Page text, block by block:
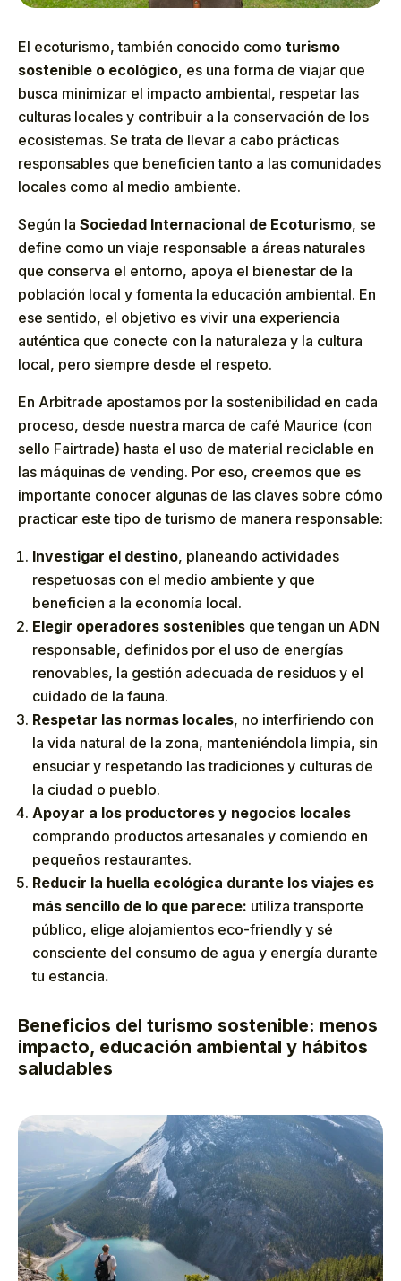
El ecoturismo, también conocido como turismo
sostenible o ecológico, es una forma de viajar que
busca minimizar el impacto ambiental, respetar las
culturas locales y contribuir a la conservación de los
ecosistemas. Se trata de llevar a cabo prácticas
responsables que beneficien tanto a las comunidades
locales como al medio ambiente.
Según la Sociedad Internacional de Ecoturismo, se
define como un viaje responsable a áreas naturales
que conserva el entorno, apoya el bienestar de la
población local y fomenta la educación ambiental. En
ese sentido, el objetivo es vivir una experiencia
auténtica que conecte con la naturaleza y la cultura
local, pero siempre desde el respeto.
En Arbitrade apostamos por la sostenibilidad en cada
proceso, desde nuestra marca de café Maurice (con
sello Fairtrade) hasta el uso de material reciclable en
las máquinas de vending. Por eso, creemos que es
importante conocer algunas de las claves sobre cómo
practicar este tipo de turismo de manera responsable:
Investigar el destino, planeando actividades
respetuosas con el medio ambiente y que
beneficien a la economía local.
Elegir operadores sostenibles que tengan un ADN
responsable, definidos por el uso de energías
renovables, la gestión adecuada de residuos y el
cuidado de la fauna.
Respetar las normas locales, no interfiriendo con
la vida natural de la zona, manteniéndola limpia, sin
ensuciar y respetando las tradiciones y culturas de
la ciudad o pueblo.
Apoyar a los productores y negocios locales
comprando productos artesanales y comiendo en
pequeños restaurantes.
Reducir la huella ecológica durante los viajes es
más sencillo de lo que parece: utiliza transporte
público, elige alojamientos eco-friendly y sé
consciente del consumo de agua y energía durante
tu estancia.
Beneficios del turismo sostenible: menos
impacto, educación ambiental y hábitos
saludables